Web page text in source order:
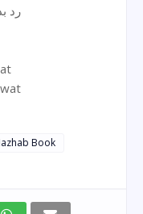
رد
Book